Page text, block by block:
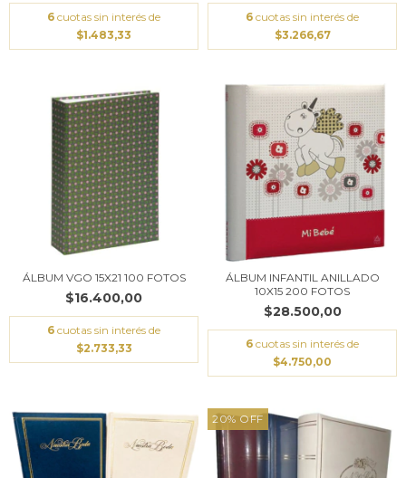
6 cuotas sin interés de
$1.483,33
6 cuotas sin interés de
$3.266,67
ÁLBUM VGO 15X21 100 FOTOS
$16.400,00
6 cuotas sin interés de
$2.733,33
ÁLBUM INFANTIL ANILLADO
10X15 200 FOTOS
$28.500,00
6 cuotas sin interés de
$4.750,00
20% OFF